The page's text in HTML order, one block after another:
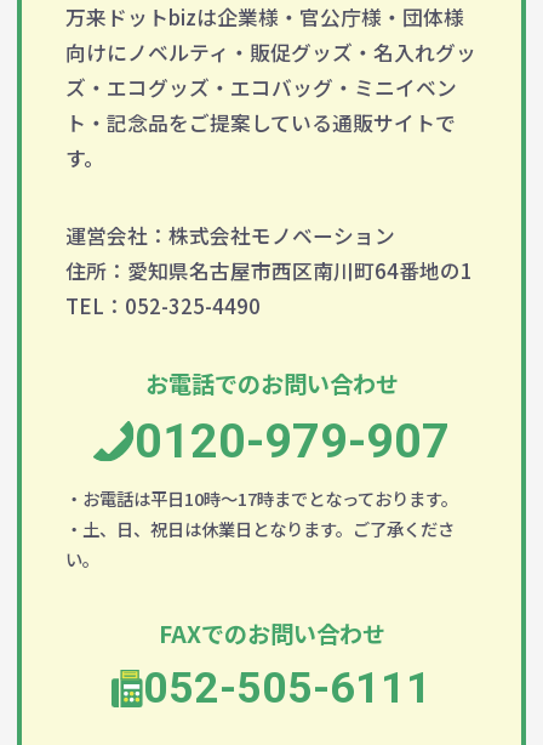
万来ドットbizは企業様・官公庁様・団体様
向けにノベルティ・販促グッズ・名入れグッ
ズ・エコグッズ・エコバッグ・ミニイベン
ト・記念品をご提案している通販サイトで
す。
運営会社：株式会社モノベーション
住所：愛知県名古屋市西区南川町64番地の1
TEL：052-325-4490
お電話でのお問い合わせ
0120-979-907
・お電話は平日10時～17時までとなっております。
・土、日、祝日は休業日となります。ご了承くださ
い。
FAXでのお問い合わせ
052-505-6111